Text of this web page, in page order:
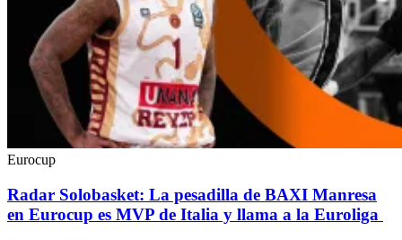
Eurocup
Radar Solobasket: La pesadilla de BAXI Manresa
en Eurocup es MVP de Italia y llama a la Euroliga